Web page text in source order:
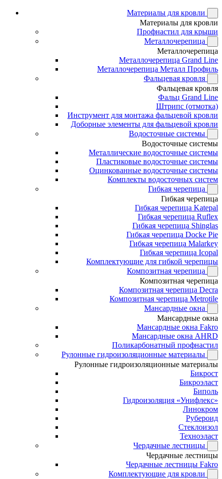
Материалы для кровли
Материалы для кровли
Профнастил для крыши
Металлочерепица
Металлочерепица
Металлочерепица Grand Line
Металлочерепица Металл Профиль
Фальцевая кровля
Фальцевая кровля
Фальц Grand Line
Штрипс (отмотка)
Инструмент для монтажа фальцевой кровли
Доборные элементы для фальцевой кровли
Водосточные системы
Водосточные системы
Металлические водосточные системы
Пластиковые водосточные системы
Оцинкованные водосточные системы
Комплекты водосточных систем
Гибкая черепица
Гибкая черепица
Гибкая черепица Katepal
Гибкая черепица Ruflex
Гибкая черепица Shinglas
Гибкая черепица Docke Pie
Гибкая черепица Malarkey
Гибкая черепица Icopal
Комплектующие для гибкой черепицы
Композитная черепица
Композитная черепица
Композитная черепица Decra
Композитная черепица Metrotile
Мансардные окна
Мансардные окна
Мансардные окна Fakro
Мансардные окна AHRD
Поликарбонатный профнастил
Рулонные гидроизоляционные материалы
Рулонные гидроизоляционные материалы
Бикрост
Бикроэласт
Биполь
Гидроизоляция «Унифлекс»
Линокром
Рубероид
Стеклоизол
Техноэласт
Чердачные лестницы
Чердачные лестницы
Чердачные лестницы Fakro
Комплектующие для кровли